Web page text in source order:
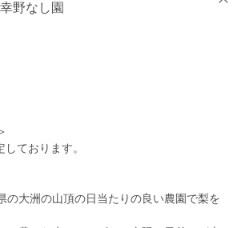
野なし園
ております。
の大洲の山頂の日当たりの良い農園で梨を